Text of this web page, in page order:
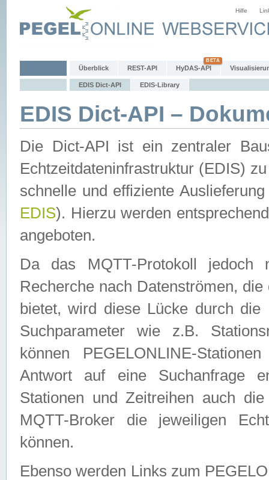
Hilfe
Überblick REST-API HyDAS-API
EDIS Dict-API EDIS-Library
EDIS Dict-API –
Die Dict-API ist ein zentraler
Echtzeitdateninfrastruktur (EDIS)
schnelle und effiziente
EDIS). Hierzu werden
angeboten.
Da das MQTT-Protokoll jedoch
Recherche nach Datenströmen,
bietet, wird diese Lücke durch die
Suchparameter wie z.B.
können PEGELONLINE-
Antwort auf eine Suchanfrage
Stationen und Zeitreihen auch
MQTT-Broker die jeweiligen
können.
Ebenso werden Links zum